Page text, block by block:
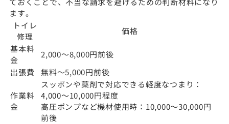
ます。
トイレ
修理
価格
基本料
金
2,000〜8,000円前後
出張費
無料〜5,000円前後
作業料
金
スッポンや薬剤で対応できる軽度なつまり：
4,000〜10,000円程度
高圧ポンプなど機材使用時：10,000〜30,000円
前後